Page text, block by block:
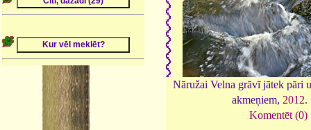
Nāružai Velna grāvī jātek pāri
akmeņiem, 2012.
Komentēt (0)